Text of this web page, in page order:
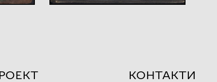
КОНТАКТИ